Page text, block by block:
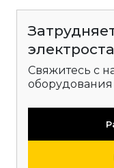
Свяжитесь с
оборудования